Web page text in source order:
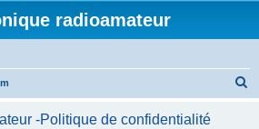
radioamateur
-Politique de confidentialité